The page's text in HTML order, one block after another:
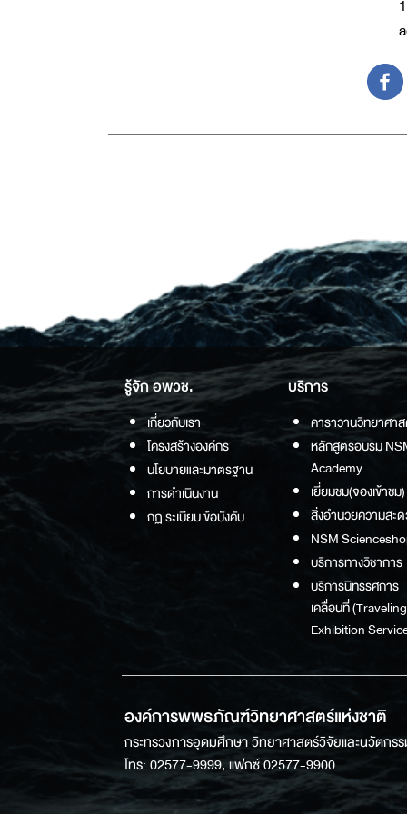
รู้จัก อพวช.
เกี่ยวกับเรา
โครงสร้างองค์กร
นโยบายและมาตรฐาน
การดำเนินงาน
กฏ ระเบียบ ข้อบังคับ
บริการ
คาราวานวิทยาศา
หลักสูตรอบรม
Academy
เยี่ยมชม(จองเข้าชม)
สิ่งอำนวยความสะ
NSM
บริการทางวิชาการ
บริการนิทรรศการ
เคลื่อนที่ (Traveling
Exhibition
องค์การพิพิธภัณฑ์วิทยาศาสตร์แห่งชาติ
กระทรวงการอุดมศึกษา วิทยาศาสตร์วิจัยและนวัตก
โทร: 02577-9999, แฟกซ์ 02577-9900